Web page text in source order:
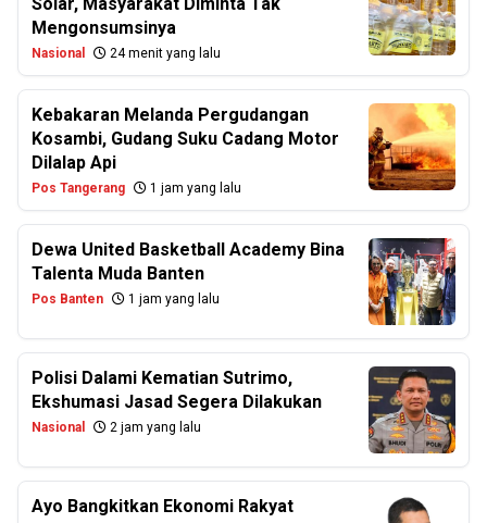
Mengonsumsinya
Nasional 24 menit yang lalu
Kebakaran Melanda Pergudangan
Kosambi, Gudang Suku Cadang Motor
Dilalap Api
Pos Tangerang 1 jam yang lalu
Dewa United Basketball Academy Bina
Talenta Muda Banten
Pos Banten 1 jam yang lalu
Polisi Dalami Kematian Sutrimo,
Ekshumasi Jasad Segera Dilakukan
Nasional 2 jam yang lalu
Ayo Bangkitkan Ekonomi Rakyat